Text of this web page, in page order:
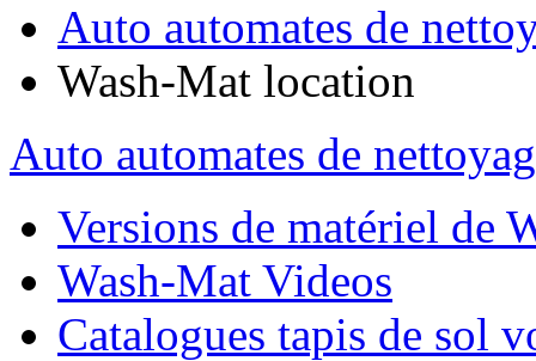
Auto automates de
Wash-Mat location
Auto automates de
Versions de matériel de
Wash-Mat Videos
Catalogues tapis de sol